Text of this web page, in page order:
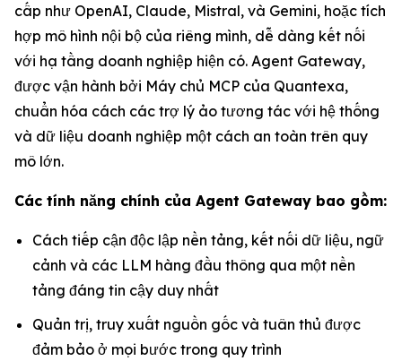
cấp như OpenAI, Claude, Mistral, và Gemini, hoặc tích
hợp mô hình nội bộ của riêng mình, dễ dàng kết nối
với hạ tầng doanh nghiệp hiện có. Agent Gateway,
được vận hành bởi Máy chủ MCP của Quantexa,
chuẩn hóa cách các trợ lý ảo tương tác với hệ thống
và dữ liệu doanh nghiệp một cách an toàn trên quy
mô lớn.
Các tính năng chính của Agent Gateway bao gồm:
Cách tiếp cận độc lập nền tảng, kết nối dữ liệu, ngữ
cảnh và các LLM hàng đầu thông qua một nền
tảng đáng tin cậy duy nhất
Quản trị, truy xuất nguồn gốc và tuân thủ được
đảm bảo ở mọi bước trong quy trình